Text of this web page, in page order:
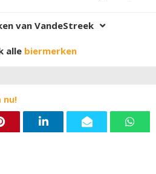
hopkarakter.
van VandeStreek
alle biermerken
nu!